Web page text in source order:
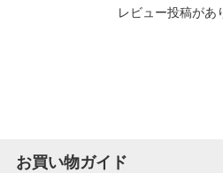
レビュー投稿があ
お買い物ガイド